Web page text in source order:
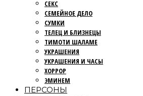
СЕКС
СЕМЕЙНОЕ ДЕЛО
СУМКИ
ТЕЛЕЦ И БЛИЗНЕЦЫ
ТИМОТИ ШАЛАМЕ
УКРАШЕНИЯ
УКРАШЕНИЯ И ЧАСЫ
ХОРРОР
ЭМИНЕМ
ПЕРСОНЫ